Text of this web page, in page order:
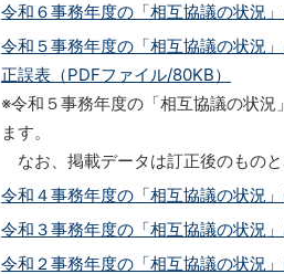
令和６事務年度の「相互協議の状況
令和５事務年度の「相互協議の状況
正誤表（PDFファイル/80KB）
※令和５事務年度の「相互協議の状
ます。
なお、掲載データは訂正後のものと
令和４事務年度の「相互協議の状況
令和３事務年度の「相互協議の状況」
令和２事務年度の「相互協議の状況